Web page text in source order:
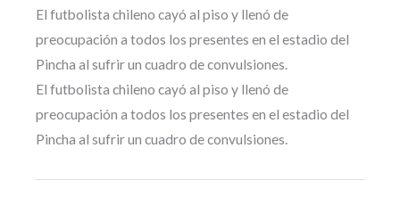
El futbolista chileno cayó al piso y llenó de
preocupación a todos los presentes en el estadio del
Pincha al sufrir un cuadro de convulsiones.
El futbolista chileno cayó al piso y llenó de
preocupación a todos los presentes en el estadio del
Pincha al sufrir un cuadro de convulsiones.